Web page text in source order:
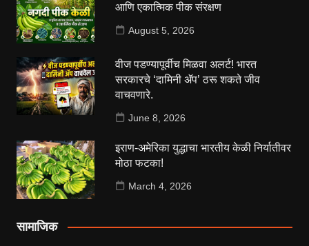
आणि एकात्मिक पीक संरक्षण
August 5, 2026
वीज पडण्यापूर्वीच मिळवा अलर्ट! भारत
सरकारचे ‘दामिनी ॲप’ ठरू शकते जीव
वाचवणारे.
June 8, 2026
इराण-अमेरिका युद्धाचा भारतीय केळी निर्यातीवर
मोठा फटका!
March 4, 2026
सामाजिक